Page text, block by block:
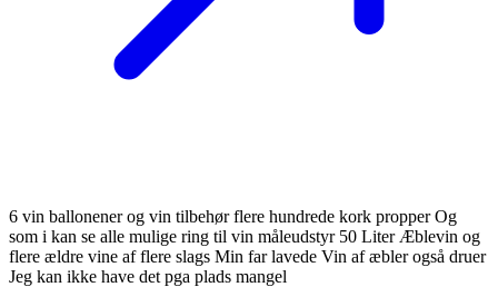
6 vin ballonener og vin tilbehør flere hundrede kork propper Og
som i kan se alle mulige ring til vin måleudstyr 50 Liter Æblevin og
flere ældre vine af flere slags Min far lavede Vin af æbler også druer
Jeg kan ikke have det pga plads mangel